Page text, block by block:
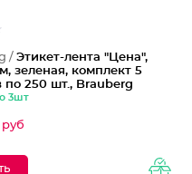
/ Этикет-лента "Цена",
зеленая, комплект 5
по 250 шт., Brauberg
3шт